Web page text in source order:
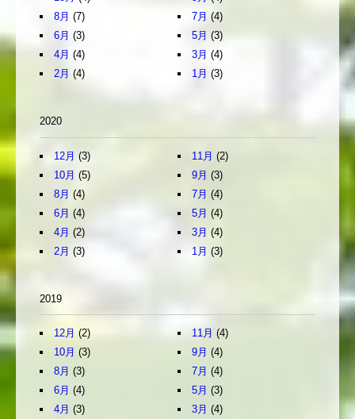
8月 (7) 7月 (4)
6月 (3) 5月 (3)
4月 (4) 3月 (4)
2月 (4) 1月 (3)
2020
12月 (3) 11月 (2)
10月 (5) 9月 (3)
8月 (4) 7月 (4)
6月 (4) 5月 (4)
4月 (2) 3月 (4)
2月 (3) 1月 (3)
2019
12月 (2) 11月 (4)
10月 (3) 9月 (4)
8月 (3) 7月 (4)
6月 (4) 5月 (3)
4月 (3) 3月 (4)